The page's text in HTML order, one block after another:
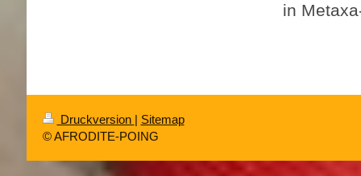
in
Druckversion | Sitemap
© AFRODITE-POING